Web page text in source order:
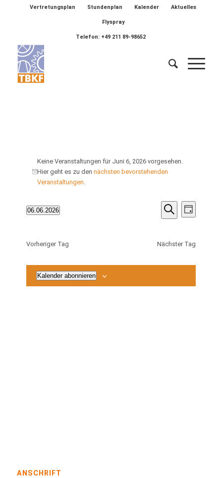
Vertretungsplan Stundenplan Kalender Aktuelles
Flyspray
Telefon: +49 211 89-98652
Veranstaltungen
für
Juni
6,
Hinweis
Keine Veranstaltungen für Juni 6, 2026 vorgesehen.
Hier geht es zu dennächsten bevorstehenden
Veranstaltungen.
Suche
und
Suche
Tag
06.06.2026
Vorheriger Tag Nächster Tag
Kalender abonnieren
ANSCHRIFT